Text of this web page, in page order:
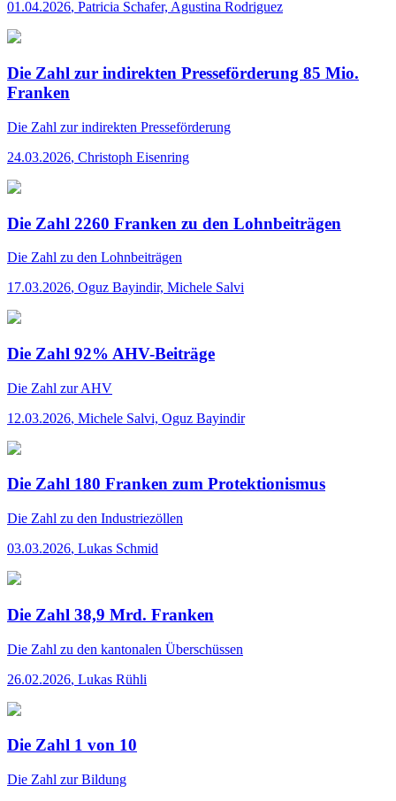
01.04.2026, Patricia Schafer, Agustina Rodriguez
Die Zahl zur indirekten Presseförderung 85 Mio.
Franken
Die Zahl zur indirekten Presseförderung
24.03.2026, Christoph Eisenring
Die Zahl 2260 Franken zu den Lohnbeiträgen
Die Zahl zu den Lohnbeiträgen
17.03.2026, Oguz Bayindir, Michele Salvi
Die Zahl 92% AHV-Beiträge
Die Zahl zur AHV
12.03.2026, Michele Salvi, Oguz Bayindir
Die Zahl 180 Franken zum Protektionismus
Die Zahl zu den Industriezöllen
03.03.2026, Lukas Schmid
Die Zahl 38,9 Mrd. Franken
Die Zahl zu den kantonalen Überschüssen
26.02.2026, Lukas Rühli
Die Zahl 1 von 10
Die Zahl zur Bildung